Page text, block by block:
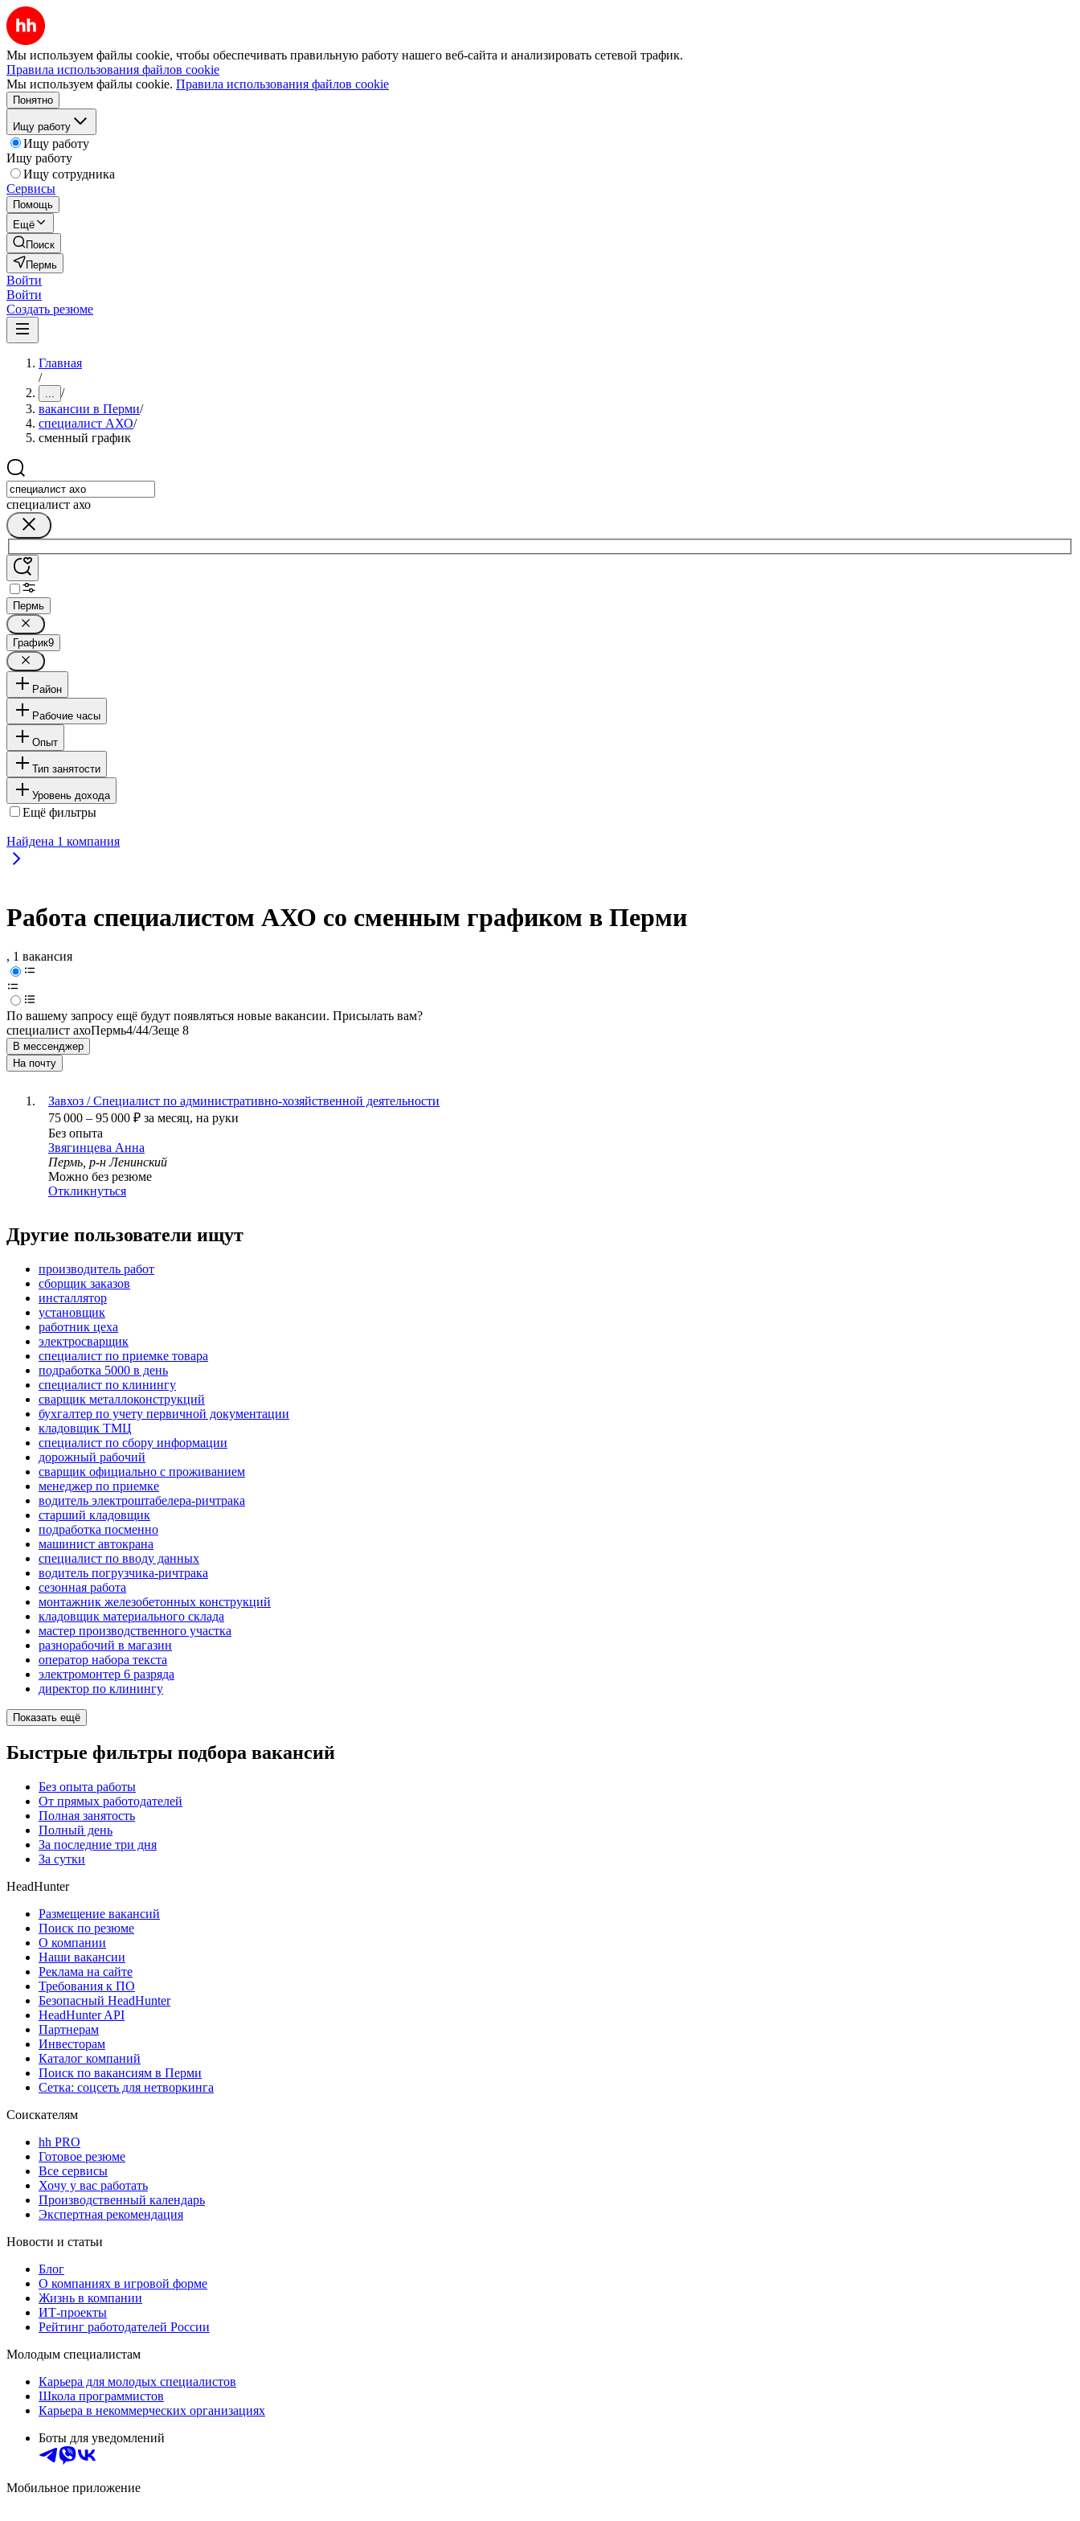
Мы используем файлы cookie, чтобы обеспечивать правильную работу нашего веб-сайта и анализировать сетевой трафик.
Правила использования файлов cookie
Мы используем файлы cookie. Правила использования файлов cookie
Понятно
Ищу работу
Ищу работу
Ищу работу
Ищу сотрудника
Сервисы
Помощь
Ещё
Поиск
Пермь
Войти
Войти
Создать резюме
Главная
/
... /
вакансии в Перми/
специалист АХО/
сменный график
специалист ахо
Пермь
График9
Район
Рабочие часы
Опыт
Тип занятости
Уровень дохода
Ещё фильтры
Найдена 1 компания
Работа специалистом АХО со сменным графиком в Перми
, 1 вакансия
По вашему запросу ещё будут появляться новые вакансии. Присылать вам?
специалист ахоПермь4/44/3еще 8
В мессенджер
На почту
Завхоз / Специалист по административно-хозяйственной деятельности
75 000 – 95 000 ₽ за месяц, на руки
Без опыта
Звягинцева Анна
Пермь, р-н Ленинский
Можно без резюме
Откликнуться
Другие пользователи ищут
производитель работ
сборщик заказов
инсталлятор
установщик
работник цеха
электросварщик
специалист по приемке товара
подработка 5000 в день
специалист по клинингу
сварщик металлоконструкций
бухгалтер по учету первичной документации
кладовщик ТМЦ
специалист по сбору информации
дорожный рабочий
сварщик официально с проживанием
менеджер по приемке
водитель электроштабелера-ричтрака
старший кладовщик
подработка посменно
машинист автокрана
специалист по вводу данных
водитель погрузчика-ричтрака
сезонная работа
монтажник железобетонных конструкций
кладовщик материального склада
мастер производственного участка
разнорабочий в магазин
оператор набора текста
электромонтер 6 разряда
директор по клинингу
Показать ещё
Быстрые фильтры подбора вакансий
Без опыта работы
От прямых работодателей
Полная занятость
Полный день
За последние три дня
За сутки
HeadHunter
Размещение вакансий
Поиск по резюме
О компании
Наши вакансии
Реклама на сайте
Требования к ПО
Безопасный HeadHunter
HeadHunter API
Партнерам
Инвесторам
Каталог компаний
Поиск по вакансиям в Перми
Сетка: соцсеть для нетворкинга
Соискателям
hh PRO
Готовое резюме
Все сервисы
Хочу у вас работать
Производственный календарь
Экспертная рекомендация
Новости и статьи
Блог
О компаниях в игровой форме
Жизнь в компании
ИТ-проекты
Рейтинг работодателей России
Молодым специалистам
Карьера для молодых специалистов
Школа программистов
Карьера в некоммерческих организациях
Боты для уведомлений
Мобильное приложение